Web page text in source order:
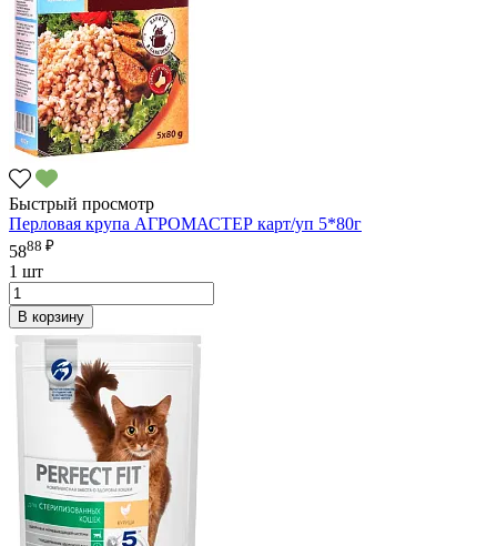
Быстрый просмотр
Перловая крупа АГРОМАСТЕР карт/уп 5*80г
5888 ₽
1 шт
В корзину